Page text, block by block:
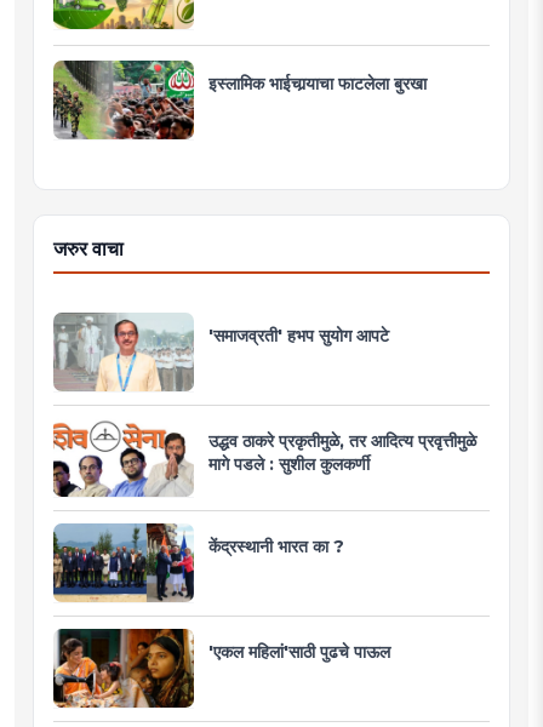
इस्लामिक भाईचार्‍याचा फाटलेला बुरखा
जरुर वाचा
'समाजव्रती' हभप सुयोग आपटे
उद्धव ठाकरे प्रकृतीमुळे, तर आदित्य प्रवृत्तीमुळे
मागे पडले : सुशील कुलकर्णी
केंद्रस्थानी भारत का ?
'एकल महिलां'साठी पुढचे पाऊल